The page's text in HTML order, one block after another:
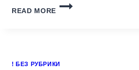
READ MORE
DISCOVER
CASINO
! БЕЗ РУБРИКИ